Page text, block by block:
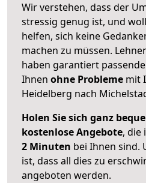
Wir verstehen, dass der
stressig genug ist, und
helfen, sich keine
machen zu müssen.
haben garantiert
Ihnen ohne Probleme mit
Heidelberg nach
Holen Sie sich ganz
kostenlose Angebote, die
2 Minuten bei Ihnen sind.
ist, dass all dies zu
angeboten werden.